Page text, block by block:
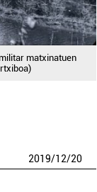
matxinatuen
2019/12/20